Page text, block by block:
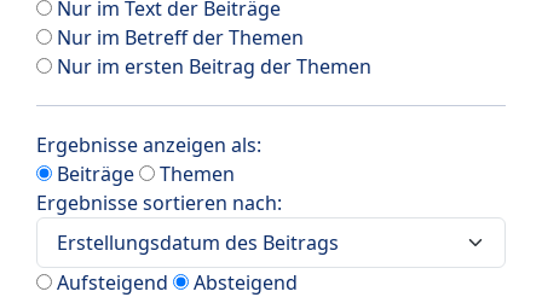
Nur im Text der Beiträge
Nur im Betreff der Themen
Nur im ersten Beitrag der Themen
Ergebnisse anzeigen als:
Beiträge
Themen
Ergebnisse sortieren nach:
Aufsteigend
Absteigend